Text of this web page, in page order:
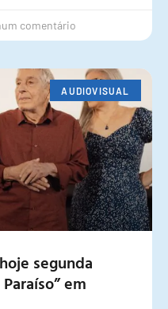
comentário
AUDIOVISUAL
segunda
em